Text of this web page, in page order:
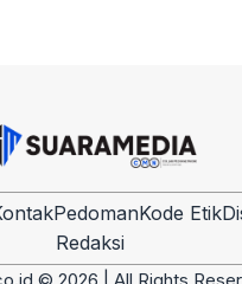
PedomanKode Etik
Redaksi
© 2026 | All Rights